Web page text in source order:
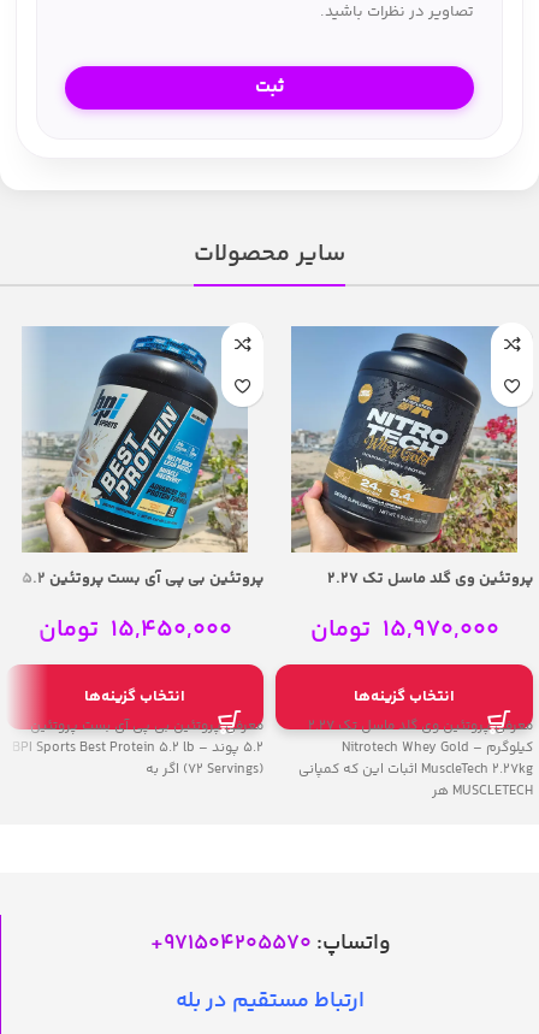
تصاویر در نظرات باشید.
سایر محصولات
پروتئین وی گلد ماسل تک 2.27
MuscleTech
15,970,000 تومان
انتخاب گزینه‌ها
معرفی پروتئین وی گلد ماسل تک 2.27
کیلوگرم – Nitrotech Whey Gold
MuscleTech 2.27kg اثبات این که کمپانی
MUSCLETECH هر
پروتئین بی پی آی بست پروتئین ۵.۲
(72 Servings)
15,450,000 تومان
انتخاب گزینه‌ها
معرفی پروتئین بی پی آی بست پروتئین
۵.۲ پوند – BPI Sports Best Protein 5.2 lb
(72 Servings) اگر به
واتساپ: 971504205570
+
ارتباط مستقیم در بله